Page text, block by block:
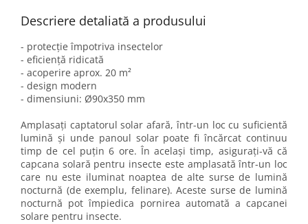
Descriere detaliată a produsului
- protecție împotriva insectelor
- eficiență ridicată
- acoperire aprox. 20 m²
- design modern
- dimensiuni: Ø90x350 mm
Amplasați captatorul solar afară, într-un loc cu suficientă
lumină și unde panoul solar poate fi încărcat continuu
timp de cel puțin 6 ore. În același timp, asigurați-vă că
capcana solară pentru insecte este amplasată într-un loc
care nu este iluminat noaptea de alte surse de lumină
nocturnă (de exemplu, felinare). Aceste surse de lumină
nocturnă pot împiedica pornirea automată a capcanei
solare pentru insecte.